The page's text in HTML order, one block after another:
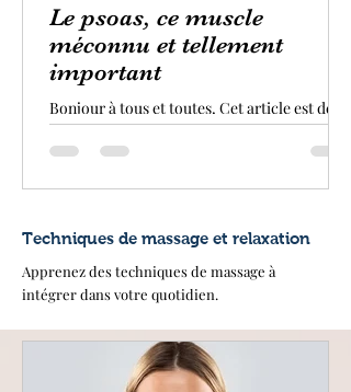
Le psoas, ce muscle
méconnu et tellement
important
Bonjour à tous et toutes, Cet article est dédié
au Psoas , muscle souvent méconnu et peu
pris en considération. Ce muscle profond...
Techniques de massage et relaxation
Apprenez des techniques de massage à
intégrer dans votre quotidien.